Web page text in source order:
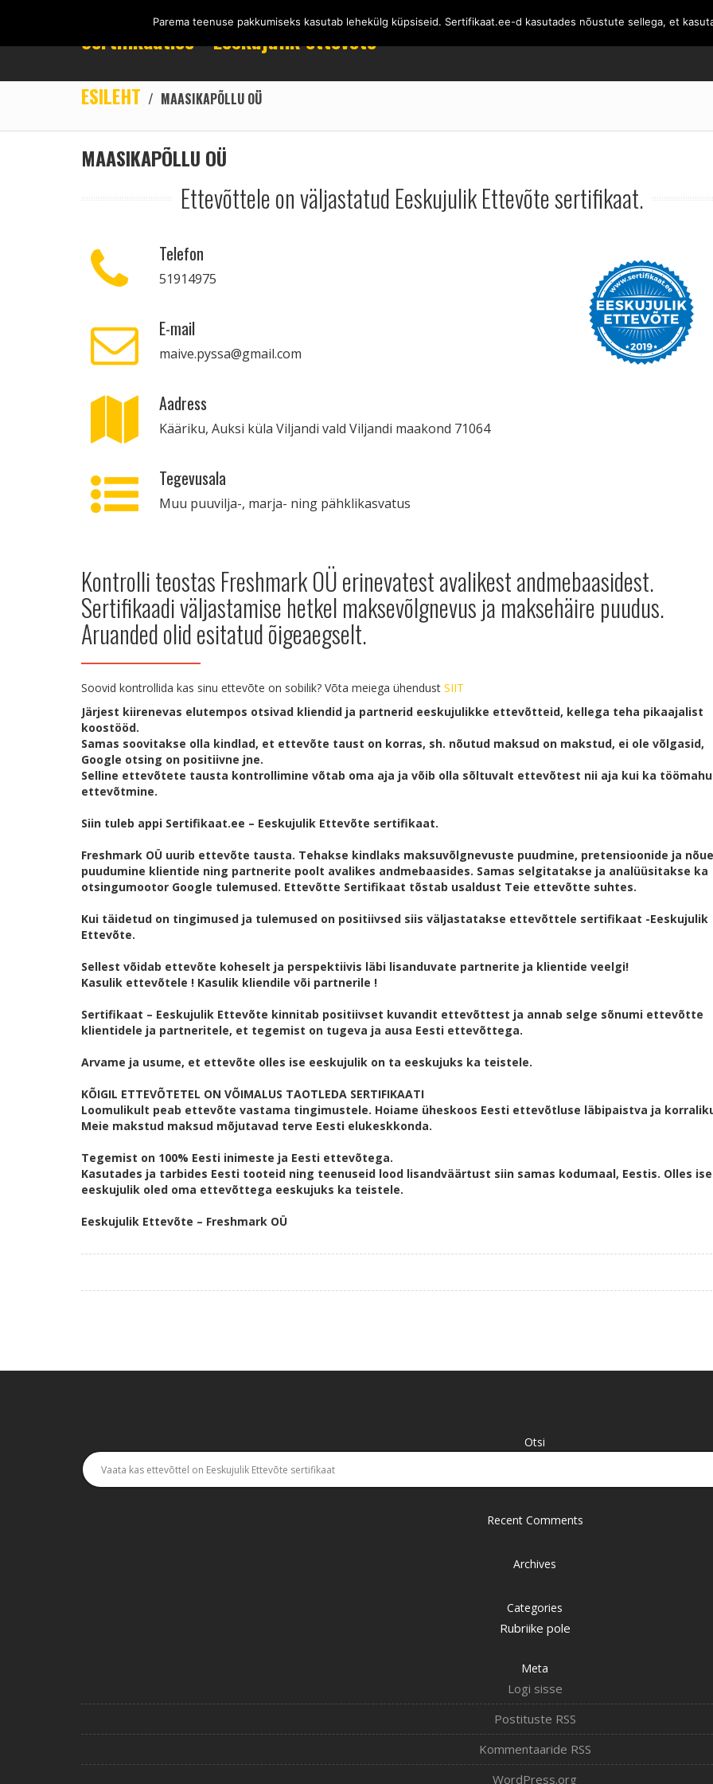
Sertifikaat.ee - Eeskujulik ettevõte MEIST
ESILEHT / MAASIKAPÕLLU OÜ
MAASIKAPÕLLU OÜ
Ettevõttele on väljastatud Eeskujulik Ettevõte sertifikaat.
Telefon
51914975
E-mail
maive.pyssa@gmail.com
Aadress
Kääriku, Auksi küla Viljandi vald Viljandi maakond 71064
Tegevusala
Muu puuvilja-, marja- ning pähklikasvatus
Kontrolli teostas Freshmark OÜ erinevatest avalikest andmebaasidest.
Sertifikaadi väljastamise hetkel maksevõlgnevus ja maksehäire puudus.
Aruanded olid esitatud õigeaegselt.
Soovid kontrollida kas sinu ettevõte on sobilik? Võta meiega ühendust SIIT
Järjest kiirenevas elutempos otsivad kliendid ja partnerid eeskujulikke ettevõtteid, kellega teha pikaajalist
koostööd.
Samas soovitakse olla kindlad, et ettevõte taust on korras, sh. nõutud maksud on makstud, ei ole võlgasid,
Google otsing on positiivne jne.
Selline ettevõtete tausta kontrollimine võtab oma aja ja võib olla sõltuvalt ettevõtest nii aja kui ka
ettevõtmine.
Siin tuleb appi Sertifikaat.ee – Eeskujulik Ettevõte sertifikaat.
Freshmark OÜ uurib ettevõte tausta. Tehakse kindlaks maksuvõlgnevuste puudmine, pretensioonide ja
puudumine klientide ning partnerite poolt avalikes andmebaasides. Samas selgitatakse ja analüüsitakse ka
otsingumootor Google tulemused. Ettevõtte Sertifikaat tõstab usaldust Teie ettevõtte suhtes.
Kui täidetud on tingimused ja tulemused on positiivsed siis väljastatakse ettevõttele sertifikaat -Eeskujulik
Ettevõte.
Sellest võidab ettevõte koheselt ja perspektiivis läbi lisanduvate partnerite ja klientide veelgi!
Kasulik ettevõtele ! Kasulik kliendile või partnerile !
Sertifikaat – Eeskujulik Ettevõte kinnitab positiivset kuvandit ettevõttest ja annab selge sõnumi ettevõtte
klientidele ja partneritele, et tegemist on tugeva ja ausa Eesti ettevõttega.
Arvame ja usume, et ettevõte olles ise eeskujulik on ta eeskujuks ka teistele.
KÕIGIL ETTEVÕTETEL ON VÕIMALUS TAOTLEDA SERTIFIKAATI
Loomulikult peab ettevõte vastama tingimustele. Hoiame üheskoos Eesti ettevõtluse läbipaistva ja
Meie makstud maksud mõjutavad terve Eesti elukeskkonda.
Tegemist on 100% Eesti inimeste ja Eesti ettevõtega.
Kasutades ja tarbides Eesti tooteid ning teenuseid lood lisandväärtust siin samas kodumaal, Eestis. Olles ise
eeskujulik oled oma ettevõttega eeskujuks ka teistele.
Eeskujulik Ettevõte – Freshmark OÜ
Otsi
Recent Comments
Archives
Categories
Rubriike pole
Meta
Logi sisse
Postituste RSS
Kommentaaride RSS
WordPress.org
Parema teenuse pakkumiseks kasutab lehekülg küpsiseid. Sertifikaat.ee-d kasutades nõustute sellega, et